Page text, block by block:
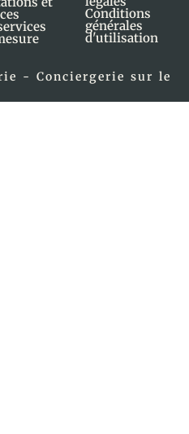
Conditions
générales
d'utilisation
- Conciergerie sur le